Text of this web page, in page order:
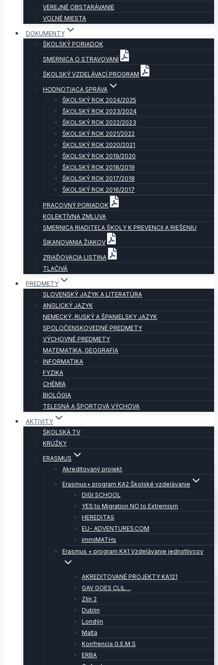
VEREJNÉ OBSTARÁVANIE
VOĽNÉ MIESTA
DOKUMENTY
ŠKOLSKÝ PORIADOK
SMERNICA O STRAVOVANÍ
ŠKOLSKÝ VZDELÁVACÍ PROGRAM
HODNOTIACA SPRÁVA
ŠKOLSKÝ ROK 2024/2025
ŠKOLSKÝ ROK 2023/2024
ŠKOLSKÝ ROK 2022/2023
ŠKOLSKÝ ROK 2021/2022
ŠKOLSKÝ ROK 2020/2021
ŠKOLSKÝ ROK 2019/2020
ŠKOLSKÝ ROK 2018/2019
ŠKOLSKÝ ROK 2017/2018
ŠKOLSKÝ ROK 2016/2017
PRACOVNÝ PORIADOK
KOLEKTÍVNA ZMLUVA
SMERNICA RIADITEĽA ŠKOLY K PREVENCII A RIEŠENIU
ŠIKANOVANIA ŽIAKOV
ZRIAĎOVACIA LISTINA
TLAČIVÁ
PREDMETY
SLOVENSKÝ JAZYK A LITERATÚRA
ANGLICKÝ JAZYK
NEMECKÝ, RUSKÝ A ŠPANIELSKY JAZYK
SPOLOČENSKOVEDNÉ PREDMETY
VÝCHOVNÉ PREDMETY
MATEMATIKA, GEOGRAFIA
INFORMATIKA
FYZIKA
CHÉMIA
BIOLÓGIA
TELESNÁ A ŠPORTOVÁ VÝCHOVA
AKTIVITY
ŠKOLSKÁ TV
KRÚŽKY
ERASMUS
Akreditovaný projekt
Erasmus+ program KA2 Školské vzdelávanie
DIGI SCHOOL
YES to Migration NO to Extremism
HEREDITAS
EU- ADVENTURES.COM
immiMATHs
Erasmus + program KA1 Vzdelávanie jednotlivcov
AKREDITOVANÉ PROJEKTY KA121
GAV GOES CLIL…
Zlín 2
Dublin
Londýn
Malta
Konfrencia G.E.M.S
ERBA